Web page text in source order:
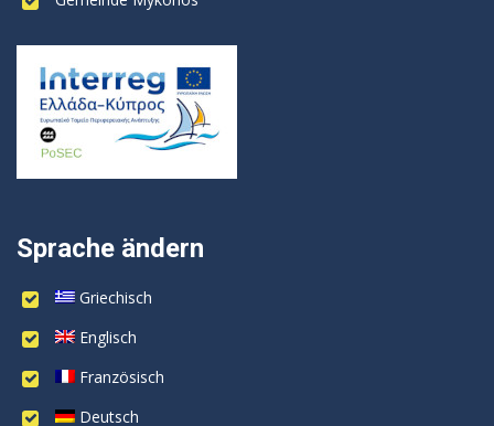
Sprache ändern
Griechisch
Englisch
Französisch
Deutsch